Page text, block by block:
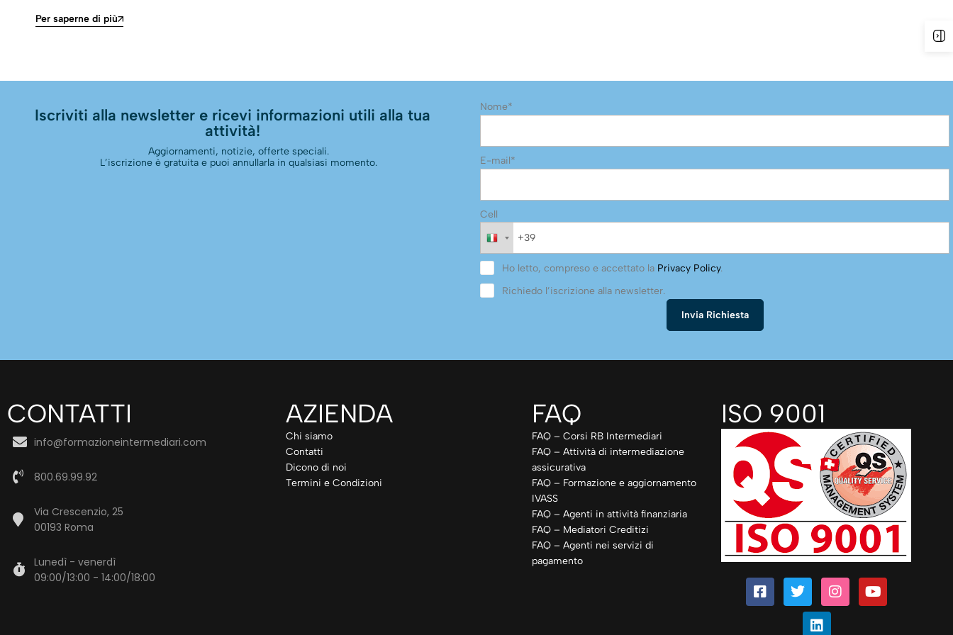
Per saperne di più
Iscriviti alla newsletter e ricevi informazioni utili alla tua
attività!
Aggiornamenti, notizie, offerte speciali.
L’iscrizione è gratuita e puoi annullarla in qualsiasi momento.
Nome*
E-mail*
Cell
Ho letto, compreso e accettato la Privacy Policy.
Richiedo l’iscrizione alla newsletter.
CONTATTI
info@formazioneintermediari.com
800.69.99.92
Via Crescenzio, 25
00193 Roma
Lunedì - venerdì
09:00/13:00 - 14:00/18:00
AZIENDA
Chi siamo
Contatti
Dicono di noi
Termini e Condizioni
FAQ
FAQ – Corsi RB Intermediari
FAQ – Attività di intermediazione
assicurativa
FAQ – Formazione e aggiornamento
IVASS
FAQ – Agenti in attività finanziaria
FAQ – Mediatori Creditizi
FAQ – Agenti nei servizi di
pagamento
ISO 9001